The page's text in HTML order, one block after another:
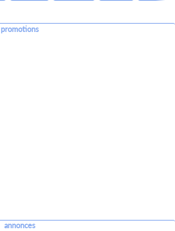
promotions
annonces